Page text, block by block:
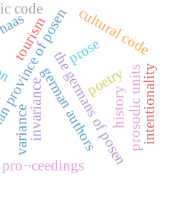
of posen
the germans of posen
german authors
prose
poetry
invariance
variance
code cultural code
prosodic unitsintentionality
history
tourism